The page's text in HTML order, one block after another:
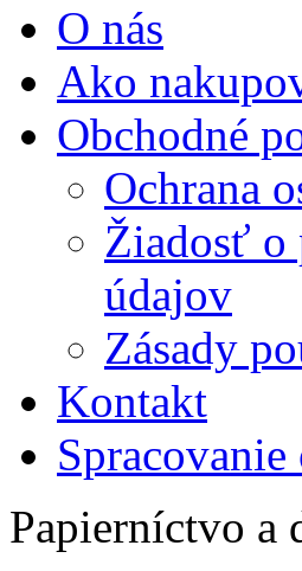
O nás
Ako
Obchodné
Ochrana
Žiadosť o
údajov
Zásady
Kontakt
Papierníctvo a